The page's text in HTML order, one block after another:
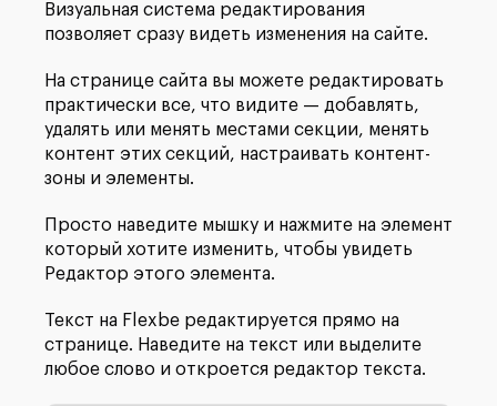
Визуальная система редактирования
позволяет сразу видеть изменения на сайте.
На странице сайта вы можете редактировать
практически все, что видите — добавлять,
удалять или менять местами секции, менять
контент этих секций, настраивать контент-
зоны и элементы.
Просто наведите мышку и нажмите на элемент
который хотите изменить, чтобы увидеть
Редактор этого элемента.
Текст на Flexbe редактируется прямо на
странице. Наведите на текст или выделите
любое слово и откроется редактор текста.